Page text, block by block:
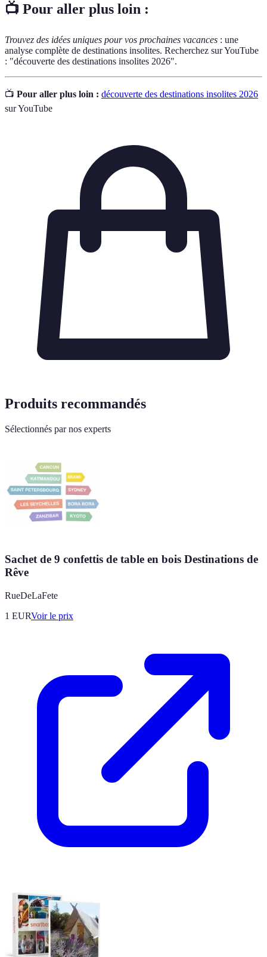
📺 Pour aller plus loin :
Trouvez des idées uniques pour vos prochaines vacances : une
analyse complète de destinations insolites. Recherchez sur YouTube
: "découverte des destinations insolites 2026".
📺 Pour aller plus loin : découverte des destinations insolites 2026
sur YouTube
Produits recommandés
Sélectionnés par nos experts
Sachet de 9 confettis de table en bois Destinations de
Rêve
RueDeLaFete
1 EURVoir le prix